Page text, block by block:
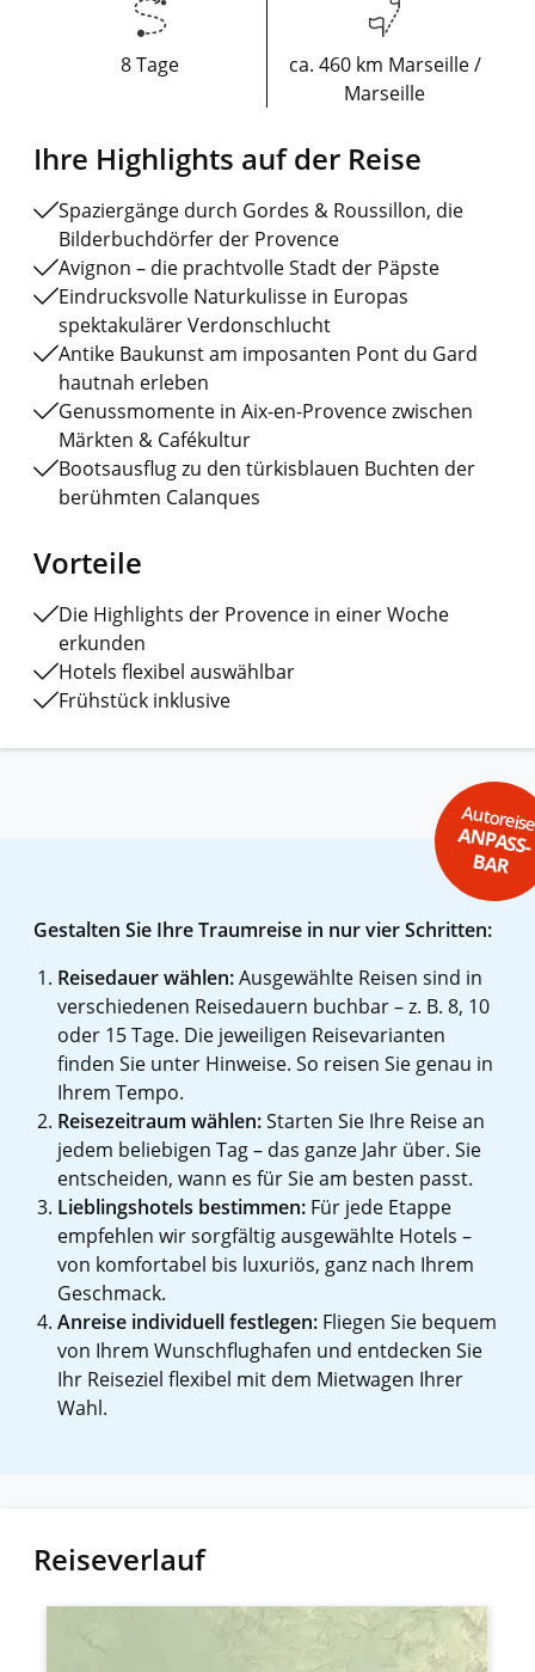
8 Tage
ca. 460 km Marseille /
Marseille
Ihre Highlights auf der Reise
Spaziergänge durch Gordes & Roussillon, die
Bilderbuchdörfer der Provence
Avignon – die prachtvolle Stadt der Päpste
Eindrucksvolle Naturkulisse in Europas
spektakulärer Verdonschlucht
Antike Baukunst am imposanten Pont du Gard
hautnah erleben
Genussmomente in Aix-en-Provence zwischen
Märkten & Cafékultur
Bootsausflug zu den türkisblauen Buchten der
berühmten Calanques
Vorteile
Die Highlights der Provence in einer Woche
erkunden
Hotels flexibel auswählbar
Frühstück inklusive
ANPASS-
BAR
Gestalten Sie Ihre Traumreise in nur vier Schritten:
Reisedauer wählen:Ausgewählte Reisen sind in
verschiedenen Reisedauern buchbar – z. B. 8, 10
oder 15 Tage. Die jeweiligen Reisevarianten
finden Sie unter Hinweise. So reisen Sie genau in
Ihrem Tempo.
Reisezeitraum wählen:Starten Sie Ihre Reise an
jedem beliebigen Tag – das ganze Jahr über. Sie
entscheiden, wann es für Sie am besten passt.
Lieblingshotels bestimmen: Für jede Etappe
empfehlen wir sorgfältig ausgewählte Hotels –
von komfortabel bis luxuriös, ganz nach Ihrem
Geschmack.
Anreise individuell festlegen: Fliegen Sie bequem
von Ihrem Wunschflughafen und entdecken Sie
Ihr Reiseziel flexibel mit dem Mietwagen Ihrer
Wahl.
Reiseverlauf